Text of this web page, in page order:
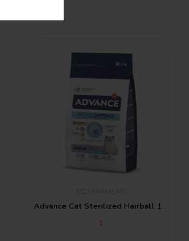
1,5 Kg Advance Cat Sterılızed Haırball 1.5 Kg